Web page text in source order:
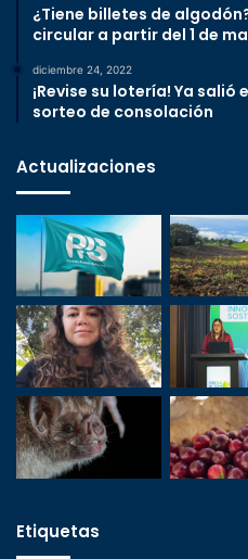
¿Tiene billetes de
circular a partir del 1 de
diciembre 24, 2022
¡Revise su lotería! Ya
sorteo de consolación
Actualizaciones
Etiquetas